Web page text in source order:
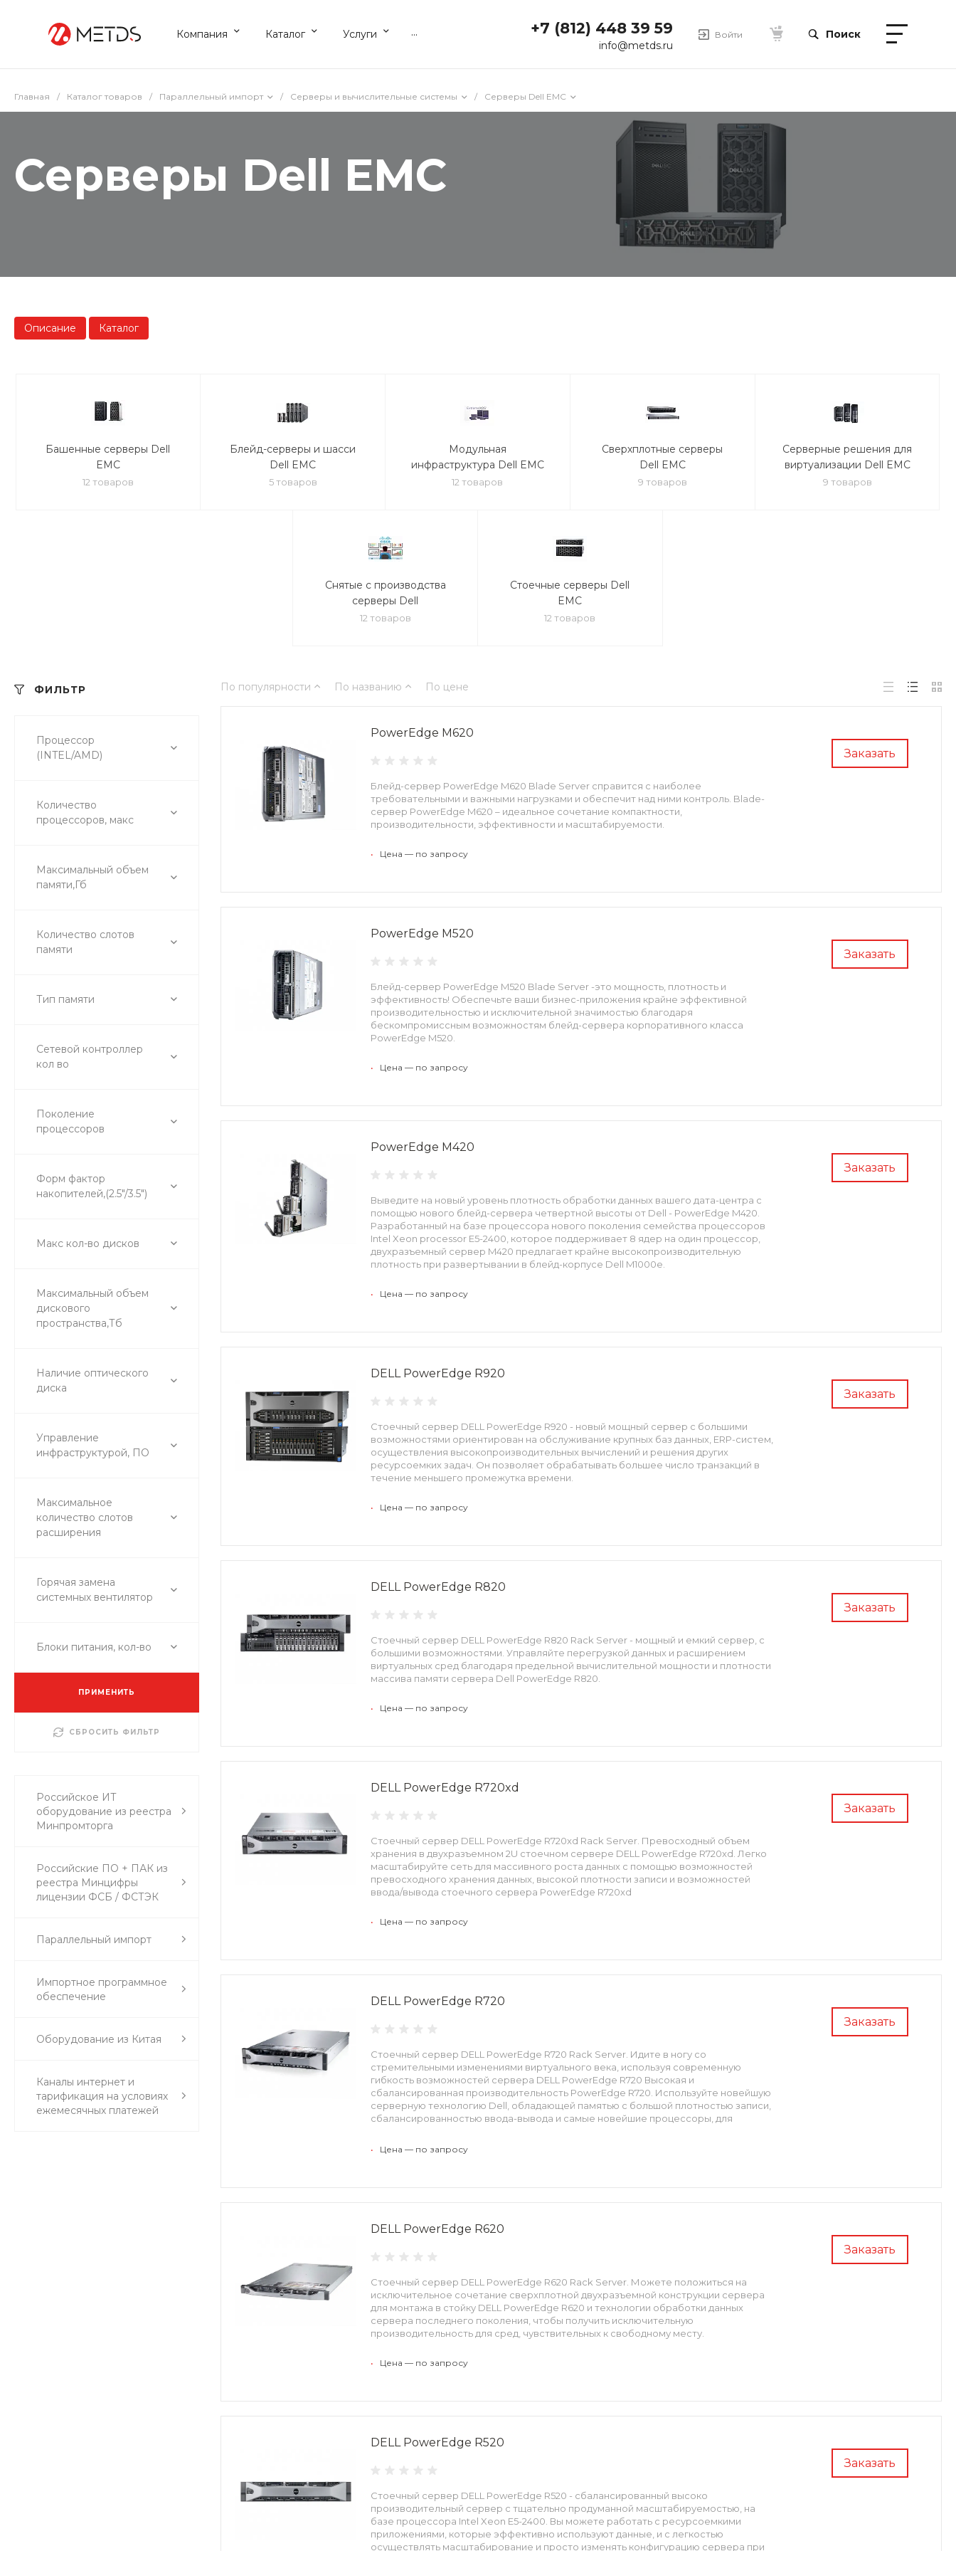
Компания Каталог Услуги ... +7 (812) 448 39 59
info@metds.ru
Войти Поиск
Главная / Каталог товаров / Параллельный импорт / Серверы и вычислительные системы / Серверы Dell EMC
Серверы Dell EMC
Описание Каталог
Башенные серверы Dell
EMC
12 товаров
Блейд-серверы и шасси
Dell EMC
5 товаров
Модульная
инфраструктура Dell EMC
12 товаров
Сверхплотные серверы
Dell EMC
9 товаров
Серверные решения для
виртуализации Dell EMC
9 товаров
Снятые с производства
серверы Dell
12 товаров
Стоечные серверы Dell
EMC
12 товаров
ФИЛЬТР
Процессор
(INTEL/AMD)
Количество
процессоров, макс
Максимальный объем
памяти,Гб
Количество слотов
памяти
Тип памяти
Сетевой контроллер
кол во
Поколение
процессоров
Форм фактор
накопителей,(2.5"/3.5")
Макс кол-во дисков
Максимальный объем
дискового
пространства,Тб
Наличие оптического
диска
Управление
инфраструктурой, ПО
Максимальное
количество слотов
расширения
Горячая замена
системных вентилятор
Блоки питания, кол-во
ПРИМЕНИТЬ
СБРОСИТЬ ФИЛЬТР
Российское ИТ
оборудование из реестра
Минпромторга
Российские ПО + ПАК из
реестра Минцифры
лицензии ФСБ / ФСТЭК
Параллельный импорт
Импортное программное
обеспечение
Оборудование из Китая
Каналы интернет и
тарификация на условиях
ежемесячных платежей
По популярности По названию По цене
Заказать
PowerEdge M620
Блейд-сервер PowerEdge M620 Blade Server справится с наиболее
требовательными и важными нагрузками и обеспечит над ними контроль. Blade-
сервер PowerEdge M620 – идеальное сочетание компактности,
производительности, эффективности и масштабируемости.
• Цена — по запросу
Заказать
PowerEdge M520
Блейд-сервер PowerEdge M520 Blade Server -это мощность, плотность и
эффективность! Обеспечьте ваши бизнес-приложения крайне эффективной
производительностью и исключительной значимостью благодаря
бескомпромиссным возможностям блейд-сервера корпоративного класса
PowerEdge M520.
• Цена — по запросу
Заказать
PowerEdge M420
Выведите на новый уровень плотность обработки данных вашего дата-центра с
помощью нового блейд-сервера четвертной высоты от Dell - PowerEdge M420.
Разработанный на базе процессора нового поколения семейства процессоров
Intel Xeon processor E5-2400, которое поддерживает 8 ядер на один процессор,
двухразъемный сервер M420 предлагает крайне высокопроизводительную
плотность при развертывании в блейд-корпусе Dell M1000e.
• Цена — по запросу
Заказать
DELL PowerEdge R920
Стоечный сервер DELL PowerEdge R920 - новый мощный сервер с большими
возможностями ориентирован на обслуживание крупных баз данных, ERP-систем,
осуществления высокопроизводительных вычислений и решения других
ресурсоемких задач. Он позволяет обрабатывать большее число транзакций в
течение меньшего промежутка времени.
• Цена — по запросу
Заказать
DELL PowerEdge R820
Стоечный сервер DELL PowerEdge R820 Rack Server - мощный и емкий сервер, с
большими возможностями. Управляйте перегрузкой данных и расширением
виртуальных сред благодаря предельной вычислительной мощности и плотности
массива памяти сервера Dell PowerEdge R820.
• Цена — по запросу
Заказать
DELL PowerEdge R720xd
Стоечный сервер DELL PowerEdge R720xd Rack Server. Превосходный объем
хранения в двухразъемном 2U стоечном сервере DELL PowerEdge R720xd. Легко
масштабируйте сеть для массивного роста данных с помощью возможностей
превосходного хранения данных, высокой плотности записи и возможностей
ввода/вывода стоечного сервера PowerEdge R720xd
• Цена — по запросу
Заказать
DELL PowerEdge R720
Стоечный сервер DELL PowerEdge R720 Rack Server. Идите в ногу со
стремительными изменениями виртуального века, используя современную
гибкость возможностей сервера DELL PowerEdge R720 Высокая и
сбалансированная производительность PowerEdge R720. Используйте новейшую
серверную технологию Dell, обладающей памятью с большой плотностью записи,
сбалансированностью ввода-вывода и самые новейшие процессоры, для
• Цена — по запросу
Заказать
DELL PowerEdge R620
Стоечный сервер DELL PowerEdge R620 Rack Server. Можете положиться на
исключительное сочетание сверхплотной двухразъемной конструкции сервера
для монтажа в стойку DELL PowerEdge R620 и технологии обработки данных
сервера последнего поколения, чтобы получить исключительную
производительность для сред, чувствительных к свободному месту.
• Цена — по запросу
Заказать
DELL PowerEdge R520
Стоечный сервер DELL PowerEdge R520 - cбалансированный высоко
производительный сервер с тщательно продуманной масштабируемостью, на
базе процессора Intel Xeon E5-2400. Вы можете работать с ресурсоемкими
приложениями, которые эффективно используют данные, и с легкостью
осуществлять масштабирование и просто изменять конфигурацию сервера при